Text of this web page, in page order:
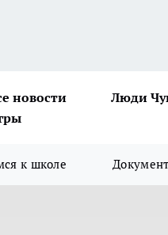
новости Люди
к школе